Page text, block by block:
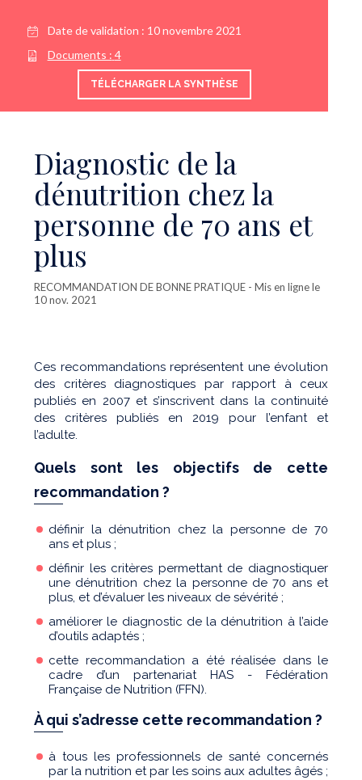
Date de validation : 10 novembre 2021
Documents : 4
TÉLÉCHARGER LA SYNTHÈSE
Diagnostic de la
dénutrition chez la
personne de 70 ans et
plus
RECOMMANDATION DE BONNE PRATIQUE - Mis en ligne le
10 nov. 2021
Ces recommandations représentent une évolution
des critères diagnostiques par rapport à ceux
publiés en 2007 et s’inscrivent dans la continuité
des critères publiés en 2019 pour l’enfant et
l’adulte.
Quels sont les objectifs de cette
recommandation ?
définir la dénutrition chez la personne de 70
ans et plus ;
définir les critères permettant de diagnostiquer
une dénutrition chez la personne de 70 ans et
plus, et d’évaluer les niveaux de sévérité ;
améliorer le diagnostic de la dénutrition à l’aide
d’outils adaptés ;
cette recommandation a été réalisée dans le
cadre d’un partenariat HAS - Fédération
Française de Nutrition (FFN).
À qui s’adresse cette recommandation ?
à tous les professionnels de santé concernés
par la nutrition et par les soins aux adultes âgés ;